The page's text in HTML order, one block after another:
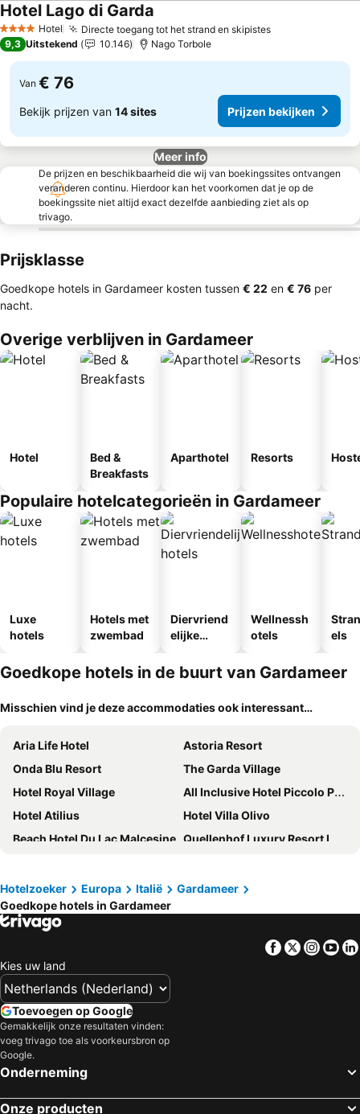
4 SterrenHotel Directe toegang tot het strand en skipistes
Hotel Lago di Garda
9,3 Uitstekend 10.146 Nago Torbole
Van € 76
Bekijk prijzen van 14 sites Prijzen bekijken
Meer info
De prijzen en beschikbaarheid die wij van boekingssites ontvangen
veranderen continu. Hierdoor kan het voorkomen dat je op de
boekingssite niet altijd exact dezelfde aanbieding ziet als op
trivago.
Prijsklasse
Goedkope hotels in Gardameer kosten tussen ‎€ 22 en ‎€ 76 per
nacht.
Overige verblijven in Gardameer
Hotel
Bed &
Breakfasts
Aparthotel Resorts
Populaire hotelcategorieën in Gardameer
Luxe
hotels
Hotels met
zwembad
Diervriend
elijke
Wellnessh
otels
els
Goedkope hotels in de buurt van Gardameer
Misschien vind je deze accommodaties ook interessant…
Aria Life Hotel
Astoria Resort
Onda Blu Resort
The Garda Village
Hotel Royal Village
All Inclusive Hotel Piccolo Paradiso
Hotel Atilius
Hotel Villa Olivo
Beach Hotel Du Lac Malcesine Quellenhof Luxury Resort Lazise
Hotel Benacus Panoramic
Parc Hotel Gritti
Centro Vacanze La Limonaia
Hotel Riviera
Hotel Lago di Garda
Parc Hotel Flora
Hotel Villa Maria
Village Hotel Lucia
Parc Hotel Casa Mia
Grand Hotel Liberty
Hotel Sorriso
Hotel Du Lac
Hotelzoeker Europa Italië
Gardameer
Goedkope hotels in Gardameer
Facebook
Twitter
Kies uw land
Toevoegen op Google
Gemakkelijk onze resultaten vinden:
voeg trivago toe als voorkeursbron op
Google.
Onderneming
Onze producten